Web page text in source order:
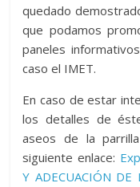
quedado
que podamos
paneles
caso el IMET.
En caso de estar
los detalles de
aseos de la
siguiente enlace:
Y ADECUACIÓN DE